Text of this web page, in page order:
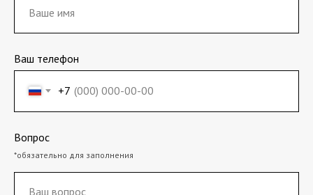
Ваш телефон
+7
Вопрос
*обязательно для заполнения